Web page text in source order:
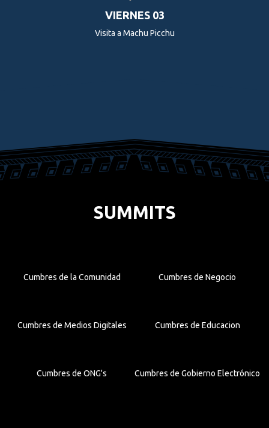
VIERNES 03
Visita a Machu Picchu
SUMMITS
Cumbres de la Comunidad Cumbres de Negocio
Cumbres de Medios Digitales Cumbres de Educacion
Cumbres de ONG's Cumbres de Gobierno Electrónico